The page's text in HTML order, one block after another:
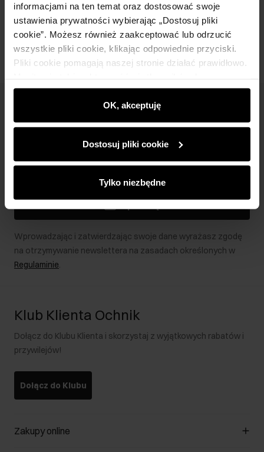
informacjami na ten temat oraz dostosować swoje
ustawienia prywatności wybierając „Dostosuj pliki
cookie”. Możesz również zaakceptować lub odrzucić
wszystkie pliki cookie, klikając odpowiednie przyciski.
Pliki cookie pomagają naszej stronie działać prawidłowo.
wyświetlać im dopasowane do ich preferencji treści,
rekomendacje oraz komunikaty reklamowe informujące o
najnowszych promocjach w e-sklepie. Informacje o tym,
partnerom społecznościowym, reklamowym i
analitycznym. Partnerzy mogą połączyć te informacje z
podczas korzystania z ich usług.
OK, akceptuję
Dostosuj pliki cookie
Tylko niezbędne
Dodaj do koszyka
Wprowadzając i zatwierdzając swoje dane wyrażasz zgodę
na otrzymywanie newslettera na zasadach określonych w
Regulaminie.
Klub Klienta Ochnik
Dołącz do Klubu Klienta i skorzystaj z wyjątkowych rabatów i
przywilejów!
Dołącz do Klubu
Zakupy online